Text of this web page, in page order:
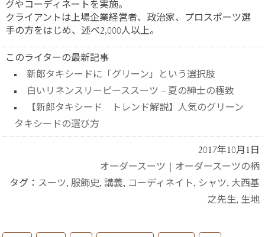
グやコーディネートを実施。
クライアントは上場企業経営者、政治家、プロスポーツ選
手の方をはじめ、述べ2,000人以上。
このライターの最新記事
新郎タキシードに「グリーン」という選択肢
白いリネンスリーピーススーツ – 夏の紳士の極致
【新郎タキシード トレンド解説】人気のグリーン
タキシードの選び方
2017年10月1日
オーダースーツ
オーダースーツの柄
タグ： スーツ, 服飾史, 講義, コーディネイト, シャツ, 大西基
之先生, 生地